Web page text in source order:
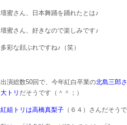
壇蜜さん、日本舞踊を踊れたとは♪
壇蜜さん、好きなので楽しみです♪
多彩な顔ぶれですね♪（笑）
出演総数50回で、今年紅白卒業の北島三郎
大トリ だそうです（＾＾；）
紅組トリは高橋真梨子 （６４）さんだそう